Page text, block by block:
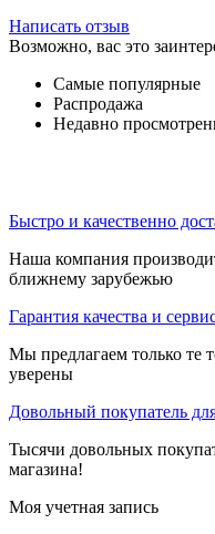
Написать отзыв
Возможно, вас это
Самые популярные
Распродажа
Недавно
Быстро и качественно
Наша компания
ближнему зарубежью
Гарантия качества и
Мы предлагаем только те
уверены
Довольный покупатель
Тысячи довольных
магазина!
Моя учетная запись